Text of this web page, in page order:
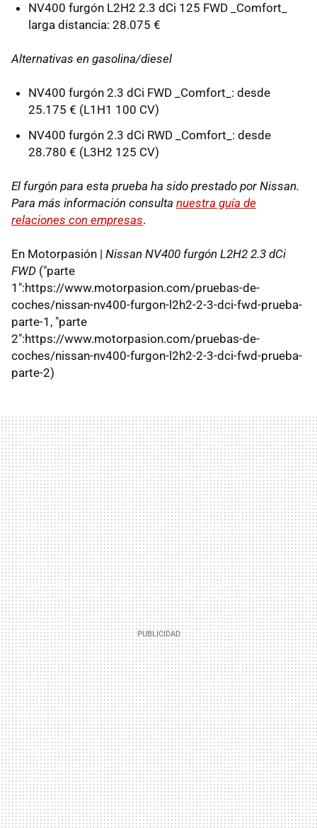
NV400 furgón L2H2 2.3 dCi 125 FWD _Comfort_
larga distancia: 28.075 €
Alternativas en gasolina/diesel
NV400 furgón 2.3 dCi FWD _Comfort_: desde
25.175 € (L1H1 100 CV)
NV400 furgón 2.3 dCi RWD _Comfort_: desde
28.780 € (L3H2 125 CV)
El furgón para esta prueba ha sido prestado por Nissan.
Para más información consulta nuestra guía de
relaciones con empresas.
En Motorpasión | Nissan NV400 furgón L2H2 2.3 dCi
FWD ("parte
1":https://www.motorpasion.com/pruebas-de-
coches/nissan-nv400-furgon-l2h2-2-3-dci-fwd-prueba-
parte-1, "parte
2":https://www.motorpasion.com/pruebas-de-
coches/nissan-nv400-furgon-l2h2-2-3-dci-fwd-prueba-
parte-2)